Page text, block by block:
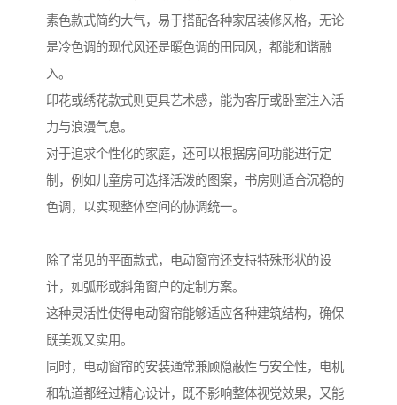
素色款式简约大气，易于搭配各种家居装修风格，无论
是冷色调的现代风还是暖色调的田园风，都能和谐融
入。
印花或绣花款式则更具艺术感，能为客厅或卧室注入活
力与浪漫气息。
对于追求个性化的家庭，还可以根据房间功能进行定
制，例如儿童房可选择活泼的图案，书房则适合沉稳的
色调，以实现整体空间的协调统一。
除了常见的平面款式，电动窗帘还支持特殊形状的设
计，如弧形或斜角窗户的定制方案。
这种灵活性使得电动窗帘能够适应各种建筑结构，确保
既美观又实用。
同时，电动窗帘的安装通常兼顾隐蔽性与安全性，电机
和轨道都经过精心设计，既不影响整体视觉效果，又能